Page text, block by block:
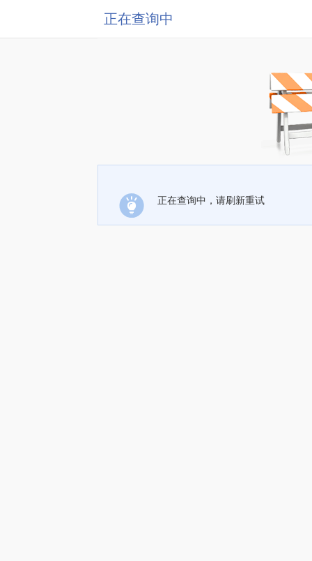
正在查询中
正在查询中，请刷新重试